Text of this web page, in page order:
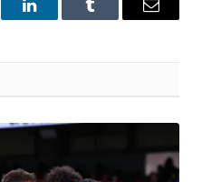
LinkedInTumblr Email